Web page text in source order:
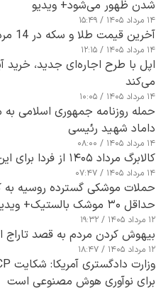
شدن ظهور می‌شود+ ویدیو
۱۴ مرداد ۱۴۰۵ / ۱۵:۴۹
آخرین قیمت طلا و سکه در 14 مرداد+ جدول
۱۴ مرداد ۱۴۰۵ / ۱۲:۱۵
اپل با طرح اجاره‌ای جدید، خرید
می‌کند
۱۴ مرداد ۱۴۰۵ / ۱۰:۰۵
حمله روزنامه جمهوری اسلامی به
داماد شهید رئیسی
۱۴ مرداد ۱۴۰۵ / ۰۸:۰۰
کالابرگ مرداد ۱۴۰۵ از فردا برای این کدهای ملی شارژ می‌شود
۱۴ مرداد ۱۴۰۵ / ۰۷:۴۷
حملات موشکی گسترده روسیه به
حداقل ۳۰ موشک بالستیک+ ویدیو
۱۲ مرداد ۱۴۰۵ / ۱۹:۳۲
بیهوش کردن مردم به قصد تاراج
۱۲ مرداد ۱۴۰۵ / ۱۸:۴۷
برای نوآوری هوش مصنوعی است